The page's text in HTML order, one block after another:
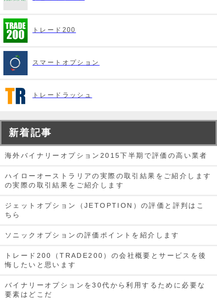
トレード200
スマートオプション
トレードラッシュ
新着記事
海外バイナリーオプション2015下半期で評価の高い業者
ハイローオーストラリアの実際の取引結果をご紹介します
の実際の取引結果をご紹介します
ジェットオプション（JETOPTION）の評価と評判はこ
ちら
ソニックオプションの評価ポイントを紹介します
トレード200（TRADE200）の会社概要とサービスを後
悔したいと思います
バイナリーオプションを30代から利用するために必要な
要素はどこだ